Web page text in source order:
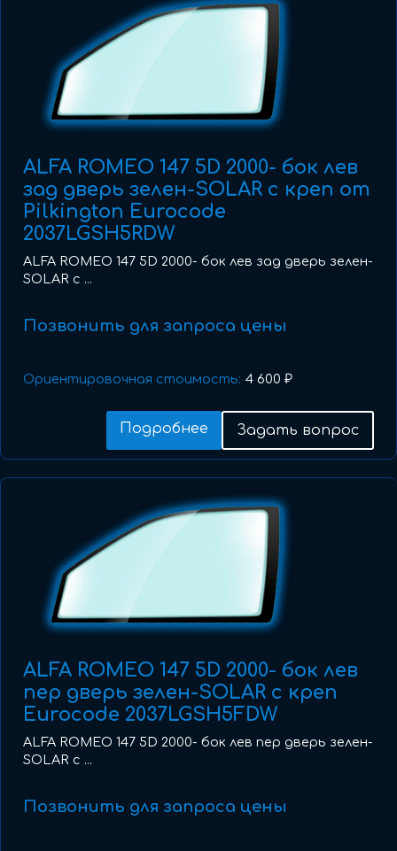
ALFA ROMEO 147 5D 2000- бок лев
зад дверь зелен-SOLAR с креп от
Pilkington Eurocode
2037LGSH5RDW
ALFA ROMEO 147 5D 2000- бок лев зад дверь зелен-
SOLAR с ...
Позвонить для запроса цены
Ориентировочная стоимость: 4 600 ₽
Подробнее Задать вопрос
ALFA ROMEO 147 5D 2000- бок лев
пер дверь зелен-SOLAR с креп
Eurocode 2037LGSH5FDW
ALFA ROMEO 147 5D 2000- бок лев пер дверь зелен-
SOLAR с ...
Позвонить для запроса цены